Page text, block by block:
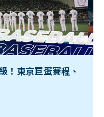
！東京巨蛋賽程、